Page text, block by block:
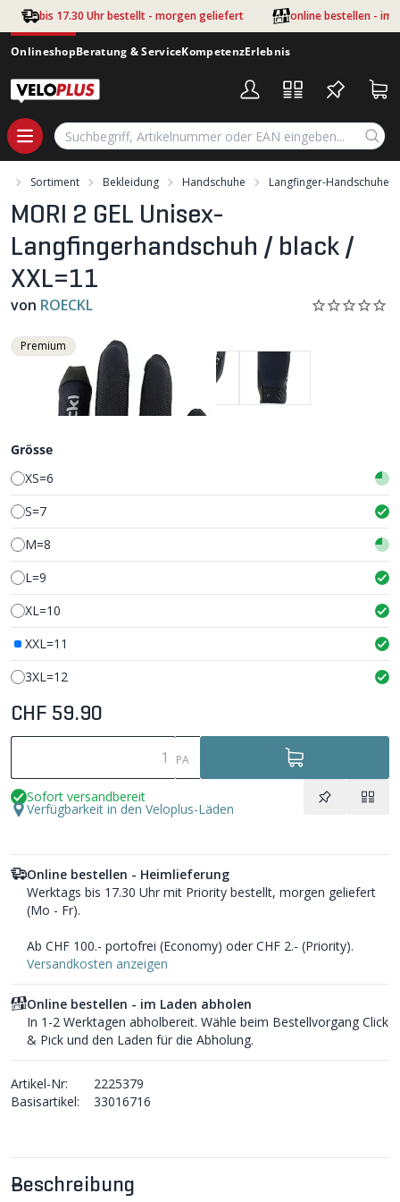
Zum Hauptinhalt springen
bis 17.30 Uhr bestellt - morgen geliefert online bestellen - im
OnlineshopBeratung & ServiceKompetenzErlebnis
Sortiment Bekleidung Handschuhe Langfinger-Handschuhe
MORI 2 GEL Unisex-
Langfingerhandschuh / black /
XXL=11
von ROECKL
Premium
Beschreibung
Grösse
XS=6
S=7
M=8
L=9
XL=10
XXL=11
3XL=12
CHF 59.90
PA
Sofort versandbereit
Verfügbarkeit in den Veloplus-Läden
Online bestellen - Heimlieferung
Werktags bis 17.30 Uhr mit Priority bestellt, morgen geliefert
(Mo - Fr).
Ab CHF 100.- portofrei (Economy) oder CHF 2.- (Priority).
Versandkosten anzeigen
Online bestellen - im Laden abholen
In 1-2 Werktagen abholbereit. Wähle beim Bestellvorgang Click
& Pick und den Laden für die Abholung.
Artikel-Nr:
2225379
Basisartikel:
33016716